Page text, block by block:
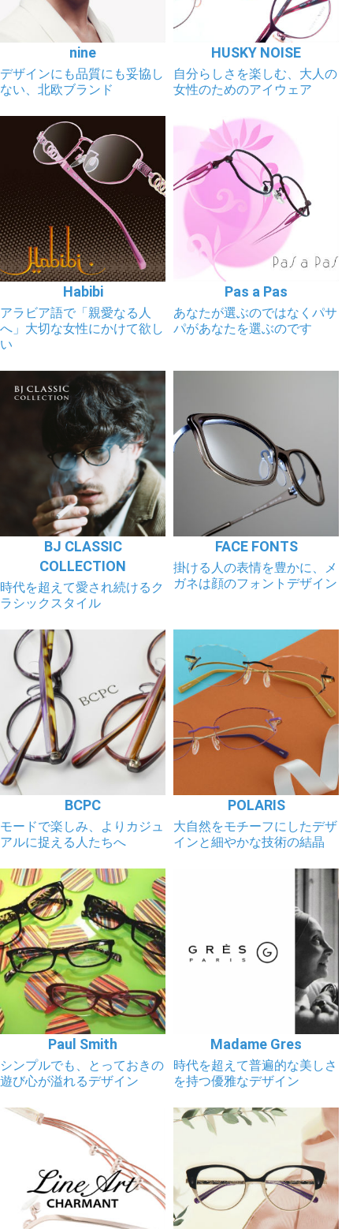
nine
デザインにも品質にも妥協し
ない、北欧ブランド
HUSKY NOISE
自分らしさを楽しむ、大人の
女性のためのアイウェア
Habibi
アラビア語で「親愛なる人
へ」大切な女性にかけて欲し
い
Pas a Pas
あなたが選ぶのではなくパサ
パがあなたを選ぶのです
BJ CLASSIC
COLLECTION
時代を超えて愛され続けるク
ラシックスタイル
FACE FONTS
掛ける人の表情を豊かに、メ
ガネは顔のフォントデザイン
BCPC
モードで楽しみ、よりカジュ
アルに捉える人たちへ
POLARIS
大自然をモチーフにしたデザ
インと細やかな技術の結晶
Paul Smith
シンプルでも、とっておきの
遊び心が溢れるデザイン
Madame Gres
時代を超えて普遍的な美しさ
を持つ優雅なデザイン